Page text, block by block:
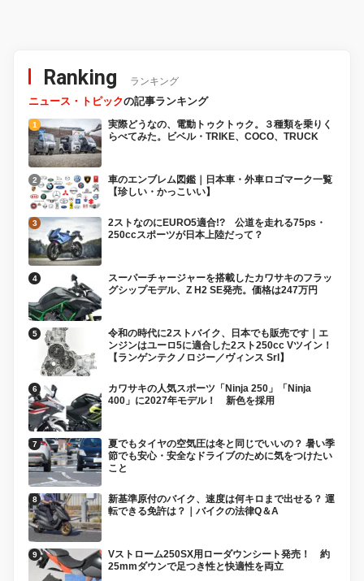
Ranking ランキング
ニュース・トピックの記事ランキング
実際どうなの、電動トゥクトゥク。３種類を乗りく
らべてみた。ビベル・TRIKE、COCO、TRUCK
車のエンブレム図鑑｜日本車・外車ロゴマーク一覧
【珍しい・かっこいい】
2ストなのにEURO5適合!? 公道を走れる75ps・
250ccスポーツが日本上陸だって？
スーパーチャージャーを搭載したカワサキのフラッ
グシップモデル、Z H2 SE発売。価格は247万円
令和の時代に2ストバイク、日本でも販売です｜エ
ンジンはユーロ5に適合した2スト250cc Vツイン！
【ランゲンテクノロジー／ヴィンス Srl】
カワサキの人気スポーツ「Ninja 250」「Ninja
400」に2027年モデル！ 新色を採用
夏でもタイヤの空気圧は冬と同じでいいの？ 暑い季
節でも安心・安全なドライブのために気をつけたい
こと
新基準原付のバイク、速度は何キロまで出せる？ 運
転できる免許は？｜バイクの法律Q＆A
Vストローム250SX用ローダウンシート発売！ 約
25mmダウンで足つき性と快適性を両立